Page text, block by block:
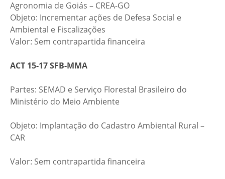
Agronomia de Goiás – CREA-GO
Objeto: Incrementar ações de Defesa Social e
Ambiental e Fiscalizações
Valor: Sem contrapartida financeira
ACT 15-17 SFB-MMA
Partes: SEMAD e Serviço Florestal Brasileiro do
Ministério do Meio Ambiente​
​Objeto: Implantação do Cadastro Ambiental Rural –
CAR​
​​Valor: Sem contrapartida financeira